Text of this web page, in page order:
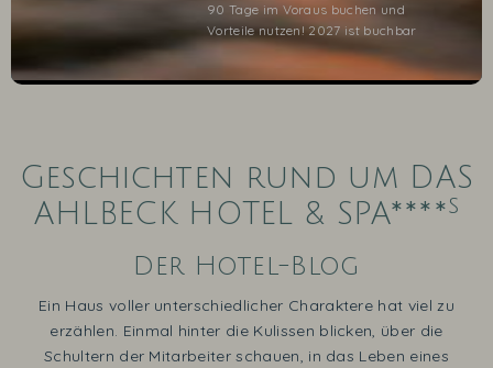
90 Tage im Voraus buchen und
Vorteile nutzen! 2027 ist buchbar
Geschichten rund um DAS
AHLBECK HOTEL & SPA****s
Der Hotel-Blog
Ein Haus voller unterschiedlicher Charaktere hat viel zu
erzählen. Einmal hinter die Kulissen blicken, über die
Schultern der Mitarbeiter schauen, in das Leben eines